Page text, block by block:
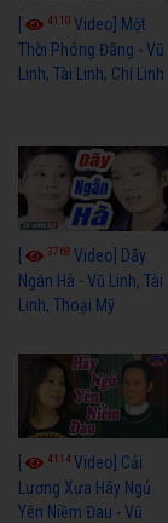
4110 Video] Một
Thời Phóng Đãng - Vũ
Linh, Tài Linh, Chí Linh
3768 Video] Dãy
Ngân Hà - Vũ Linh, Tài
Linh, Thoại Mỹ
4114Video] Cải
Lương Xưa Hãy Ngủ
Yên Niềm Đau - Vũ